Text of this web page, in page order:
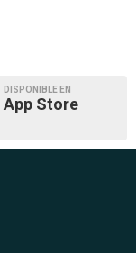
DISPONIBLE EN
App Store